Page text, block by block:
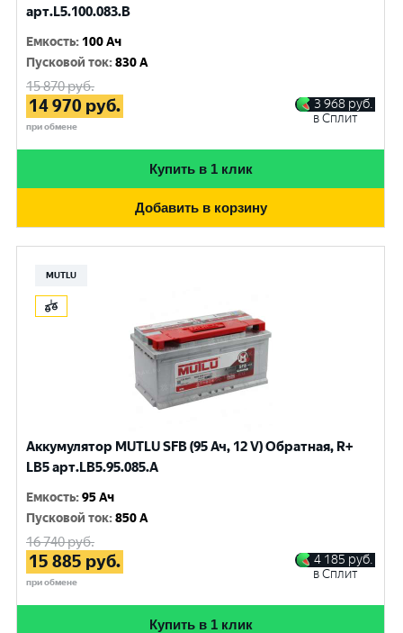
арт.L5.100.083.B
Емкость: 100 Ач
Пусковой ток:830 A
15 870руб.
14 970 руб.
при обмене
3 968 руб.
в Сплит
Купить в 1 клик
Добавить в корзину
MUTLU
Аккумулятор MUTLU SFB (95 Ач, 12 V) Обратная, R+
LB5 арт.LВ5.95.085.A
Емкость:95 Ач
Пусковой ток:850 A
16 740руб.
15 885 руб.
при обмене
4 185 руб.
в Сплит
Купить в 1 клик